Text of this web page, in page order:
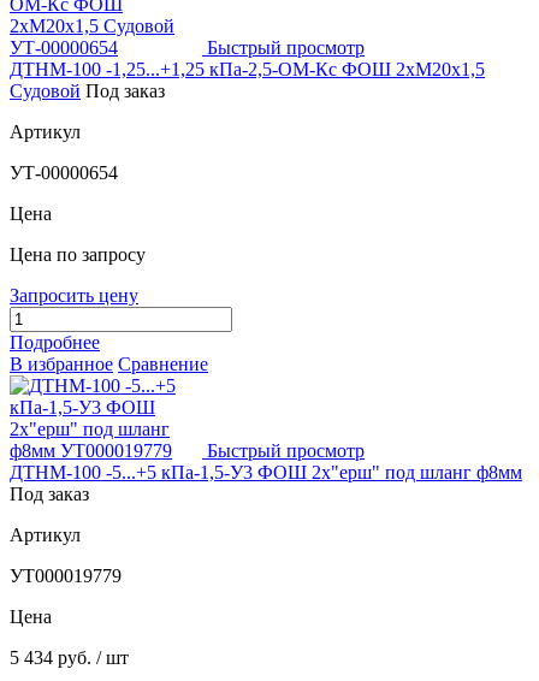
Быстрый просмотр
ДТНМ-100 -1,25...+1,25 кПа-2,5-ОМ-Кс ФОШ 2хМ20х1,5
Судовой Под заказ
Артикул
УТ-00000654
Цена
Цена по запросу
Запросить цену
Подробнее
В избранное Сравнение
Быстрый просмотр
ДТНМ-100 -5...+5 кПа-1,5-У3 ФОШ 2х"ерш" под шланг ф8мм
Под заказ
Артикул
УТ000019779
Цена
5 434 руб. / шт